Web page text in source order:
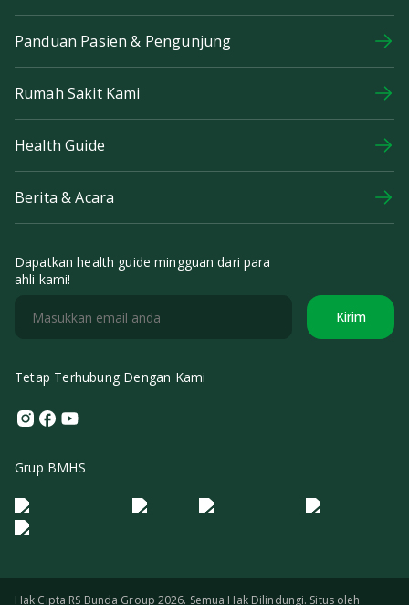
Panduan Pasien & Pengunjung
Rumah Sakit Kami
Health Guide
Berita & Acara
Dapatkan health guide mingguan dari para
ahli kami!
Kirim
Tetap Terhubung Dengan Kami
Instagram
Facebook
Youtube
Grup BMHS
Logo Morula IFV Logo ER
Logo Diagnos
Logo IRSI
Hak Cipta RS Bunda Group 2026. Semua Hak Dilindungi. Situs oleh